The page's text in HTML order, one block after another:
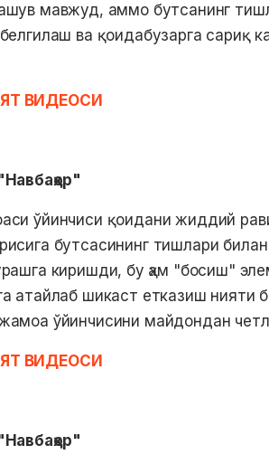
мавжуд, аммо бутсанинг
ва қоидабузарга сариқ
ВИДЕОСИ
ўйинчиси қоидани жиддий
бутсасининг тишлари
киришди, бу ҳам "босиш"
атайлаб шикаст етказиш нияти
ўйинчисини майдондан
ВИДЕОСИ